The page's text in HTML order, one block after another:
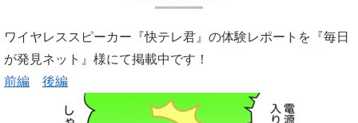
ワイヤレススピーカー『快テレ君』の体験レポートを『毎日
が発見ネット』様にて掲載中です！
前編
後編